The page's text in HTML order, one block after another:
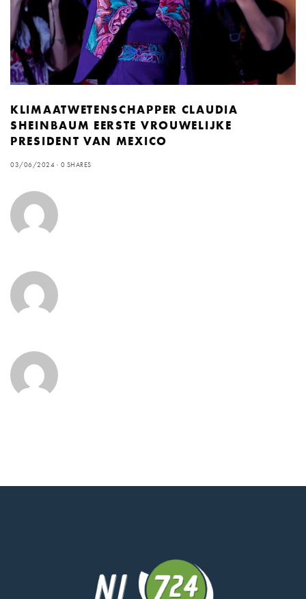
KLIMAATWETENSCHAPPER CLAUDIA
SHEINBAUM EERSTE VROUWELIJKE
PRESIDENT VAN MEXICO
03/06/2024 0 SHARES